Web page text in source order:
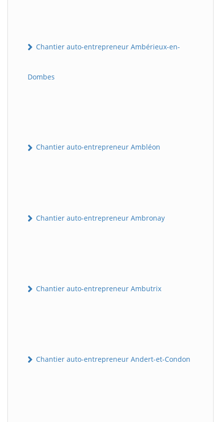
Chantier auto-entrepreneur Ambérieux-en-
Dombes
Chantier auto-entrepreneur Ambléon
Chantier auto-entrepreneur Ambronay
Chantier auto-entrepreneur Ambutrix
Chantier auto-entrepreneur Andert-et-Condon